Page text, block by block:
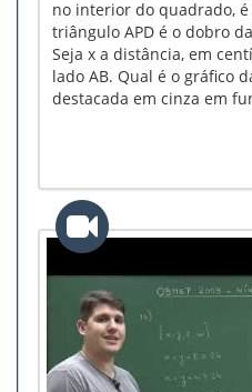
no interior do quadrado,
triângulo APD é o dobro
Seja x a distância, em
lado AB. Qual é o gráfico
destacada em cinza em